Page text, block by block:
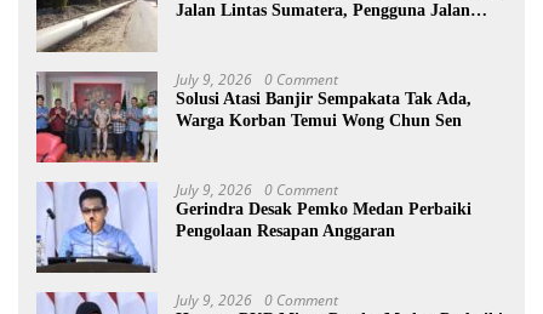
Jalan Lintas Sumatera, Pengguna Jalan
July 9, 2026 0 Comment
Solusi Atasi Banjir Sempakata Tak Ada,
Warga Korban Temui Wong Chun Sen
July 9, 2026 0 Comment
Gerindra Desak Pemko Medan Perbaiki
Pengolaan Resapan Anggaran
July 9, 2026 0 Comment